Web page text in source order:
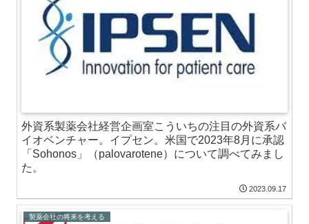
外資系製薬会社経営企画室こういちの注目の外資系バ
イオベンチャー。イプセン。米国で2023年8月に承認
「Sohonos」（palovarotene）について調べてみまし
た。
2023.09.17
製薬会社の将来を考える